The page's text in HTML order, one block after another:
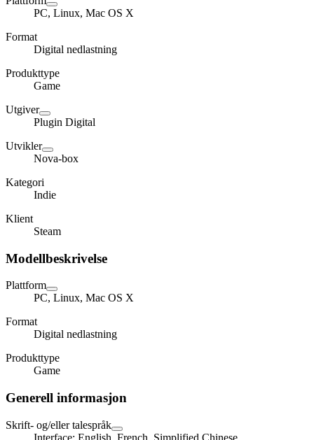
PC, Linux, Mac OS X
Format
Digital nedlastning
Produkttype
Game
Utgiver
Plugin Digital
Utvikler
Nova-box
Kategori
Indie
Klient
Steam
Modellbeskrivelse
Plattform
PC, Linux, Mac OS X
Format
Digital nedlastning
Produkttype
Game
Generell informasjon
Skrift- og/eller talespråk
Interface: English, French, Simplified Chinese